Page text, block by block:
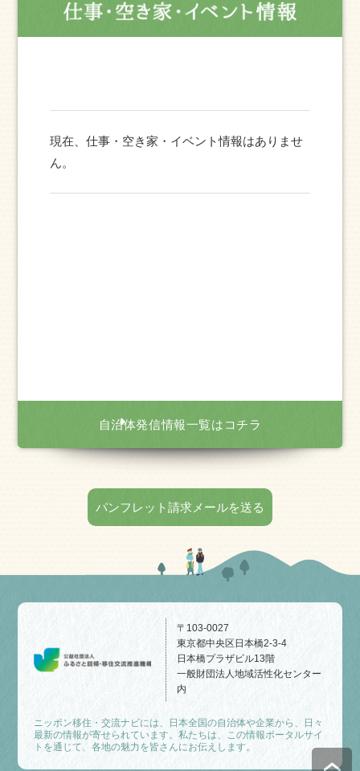
現在、仕事・空き家・イベント情報はありませ
ん。
自治体発信情報一覧はコチラ
パンフレット請求メールを送る
〒103-0027
東京都中央区日本橋2-3-4
日本橋プラザビル13階
一般財団法人地域活性化センター
内
ニッポン移住・交流ナビには、日本全国の自治体や企業から、日々
最新の情報が寄せられています。私たちは、この情報ポータルサイ
トを通じて、各地の魅力を皆さんにお伝えします。